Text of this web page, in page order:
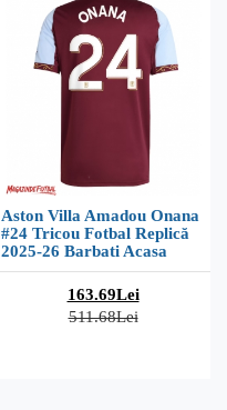
Aston Villa Amadou Onana
#24 Tricou Fotbal Replică
2025-26 Barbati Acasa
163.69Lei
511.68Lei